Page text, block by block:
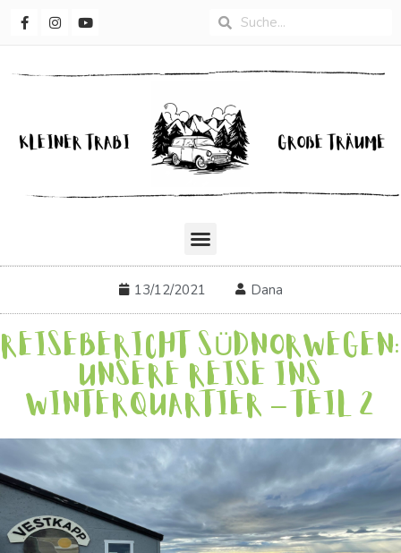
13/12/2021 Dana
REISEBERICHT SÜDNORWEGEN:
UNSERE REISE INS
WINTERQUARTIER – TEIL 2